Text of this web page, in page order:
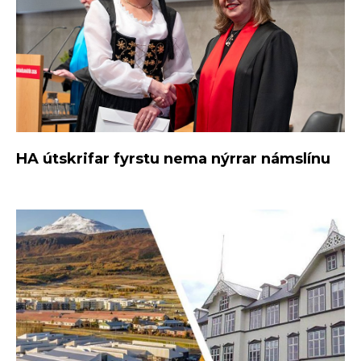
HA útskrifar fyrstu nema nýrrar námslínu